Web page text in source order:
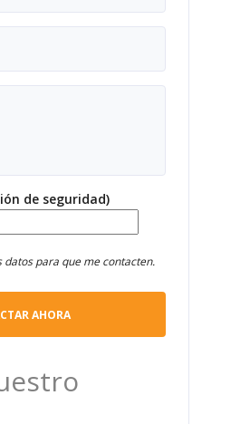
de seguridad)
para que me contacten.